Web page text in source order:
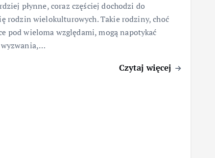
płynne, coraz częściej dochodzi do
rodzin wielokulturowych. Takie rodziny, choć
pod wieloma względami, mogą napotykać
wyzwania,…
Czytaj więcej